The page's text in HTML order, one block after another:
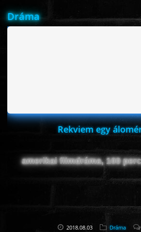
ANIMÁCIÓS
KALAND
Dráma
Rekviem egy
amerikai filmdráma, 100
2018.08.03 Dráma